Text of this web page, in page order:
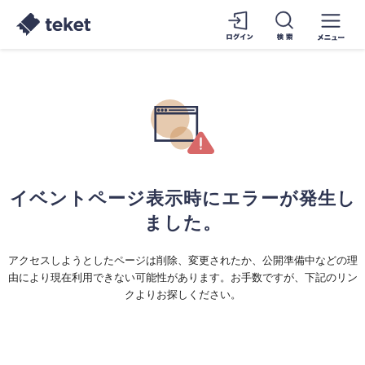
イベントページ表示時にエラーが発生し
ました。
アクセスしようとしたページは削除、変更されたか、公開準備中などの理
由により現在利用できない可能性があります。お手数ですが、下記のリン
クよりお探しください。